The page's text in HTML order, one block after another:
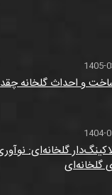
و احداث گلخانه
گلخانه‌ای:
گلخانه‌ای